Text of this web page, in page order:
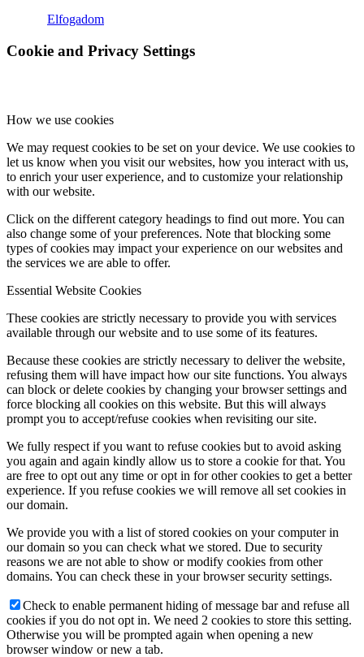
A szentmise liturgiája
Közösségeink
Hírek
Hírek
Hirdetések
FÉNY ÉS FORRÁS egyházközségünk lapja
Galéria
Elfogadom
Cookie and Privacy Settings
How we use cookies
We may request cookies to be set on your device. We use cookies to
let us know when you visit our websites, how you interact with us,
to enrich your user experience, and to customize your relationship
with our website.
Click on the different category headings to find out more. You can
also change some of your preferences. Note that blocking some
types of cookies may impact your experience on our websites and
the services we are able to offer.
Essential Website Cookies
These cookies are strictly necessary to provide you with services
available through our website and to use some of its features.
Because these cookies are strictly necessary to deliver the website,
refusing them will have impact how our site functions. You always
can block or delete cookies by changing your browser settings and
force blocking all cookies on this website. But this will always
prompt you to accept/refuse cookies when revisiting our site.
We fully respect if you want to refuse cookies but to avoid asking
you again and again kindly allow us to store a cookie for that. You
are free to opt out any time or opt in for other cookies to get a better
experience. If you refuse cookies we will remove all set cookies in
our domain.
We provide you with a list of stored cookies on your computer in
our domain so you can check what we stored. Due to security
reasons we are not able to show or modify cookies from other
domains. You can check these in your browser security settings.
Check to enable permanent hiding of message bar and refuse all
cookies if you do not opt in. We need 2 cookies to store this setting.
Otherwise you will be prompted again when opening a new
browser window or new a tab.